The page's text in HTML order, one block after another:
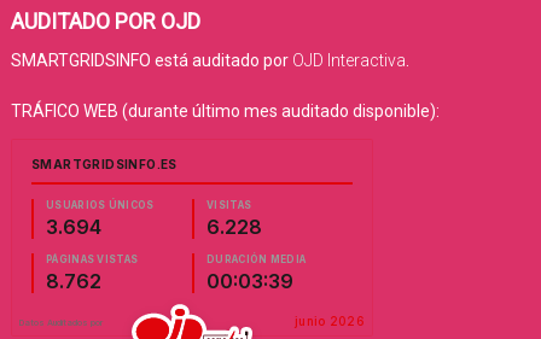
AUDITADO POR OJD
SMARTGRIDSINFO está auditado por OJD Interactiva
TRÁFICO WEB (durante último mes auditado disponible):